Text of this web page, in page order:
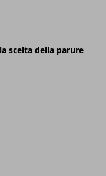
scelta della parure